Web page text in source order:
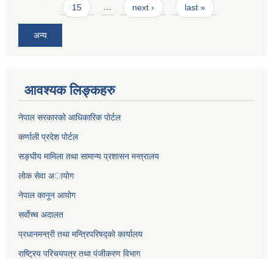
15 … next › last »
अन्य
आवश्यक लिङ्कहरु
नेपाल सरकारको आधिकारिक पोर्टल
कर्णाली प्रदेश पोर्टल
सङ्घीय मामिला तथा सामान्य प्रशासन मन्त्रालय
लाेक सेवा अायाेग
नेपाल कानून आयोग
सर्वाेच्च अदालत
प्रधानमन्त्री तथा मन्त्रिपरिषद्को कार्यालय
राष्ट्रिय परिचयपत्र तथा पंजीकरण विभाग